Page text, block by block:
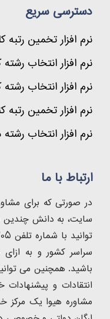
دسترسی سریع
نرم افزار تخمین رتبه
نرم افزار انتخاب
نرم افزار انتخاب
نرم افزار تخمین رتبه
نرم افزار انتخاب رشته
ارتباط با ما
در صورتی که برای
سایت، به دانش چندین
باشید. همچنین می
انتقادات و
مشاوره هیوا یک مرکز